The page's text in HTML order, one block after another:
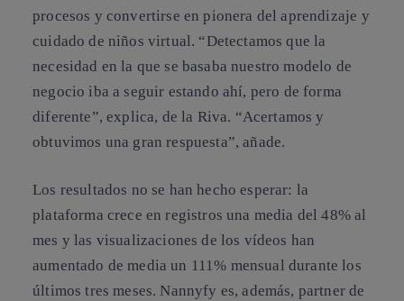
procesos y convertirse en pionera del aprendizaje y
cuidado de niños virtual. “Detectamos que la
necesidad en la que se basaba nuestro modelo de
negocio iba a seguir estando ahí, pero de forma
diferente”, explica, de la Riva. “Acertamos y
obtuvimos una gran respuesta”, añade.
Los resultados no se han hecho esperar: la
plataforma crece en registros una media del 48% al
mes y las visualizaciones de los vídeos han
aumentado de media un 111% mensual durante los
últimos tres meses. Nannyfy es, además, partner de